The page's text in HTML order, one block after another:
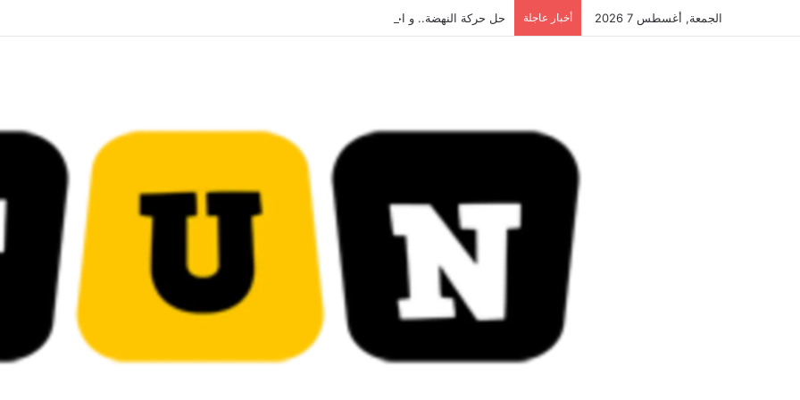
الجمعة, أغسطس 7 2026 أخبار عاجلة حل حركة النهضة.. و احكام قضائية في قيادات حركة النهضة بألف و400عام سجــن……